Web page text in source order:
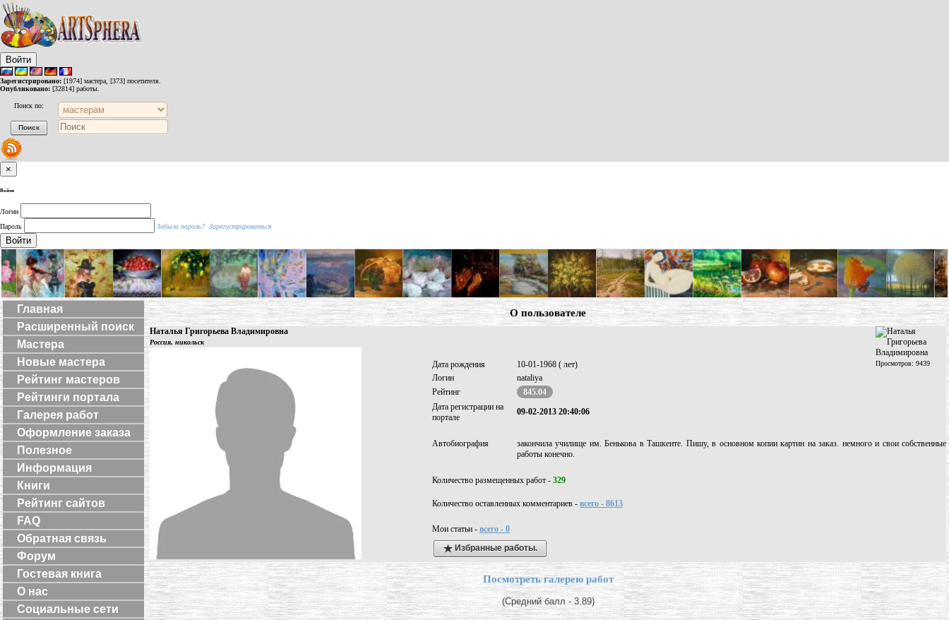
Войти
Зарегистрировано: [1974] мастера, [373] посетителя.
Опубликовано: [32814] работы.
Поиск по:
×
Войти
Логин
Пароль
Забыли пароль? Зарегистрироваться
Войти
Главная
Расширенный поиск
Мастера
Новые мастера
Рейтинг мастеров
Рейтинги портала
Галерея работ
Оформление заказа
Полезное
Информация
Книги
Рейтинг сайтов
FAQ
Обратная связь
Форум
Гостевая книга
О нас
Социальные сети
О пользователе
Наталья Григорьева Владимировна
Просмотров: 9439
Россия, никольск
Дата рождения
10-01-1968 ( лет)
Логин
nataliya
Рейтинг
845.04
Дата регистрации на
портале
09-02-2013 20:40:06
Автобиография
закончила училище им. Бенькова в Ташкенте. Пишу, в основном копии картин на заказ. немного и свои собственные
работы конечно.
Количество размещенных работ - 329
Количество оставленных комментариев - всего - 8613
Мои статьи - всего - 0
Избранные работы.
Посмотреть галерею работ
(Средний балл - 3.89)